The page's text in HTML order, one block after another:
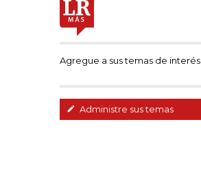
Agregue a sus temas de interés
Administre sus temas